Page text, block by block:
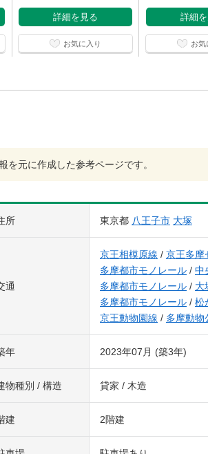
詳細を見る
お気に入り
詳細
お気
元に作成した参考ページです。
所 東京都 八王子市 大塚
通
京王相模原線 / 京王多摩
多摩都市モノレール / 中
多摩都市モノレール / 大
多摩都市モノレール / 松
京王動物園線 / 多摩動物
年 2023年07月 (築3年)
物種別 / 構造 貸家 / 木造
建 2階建